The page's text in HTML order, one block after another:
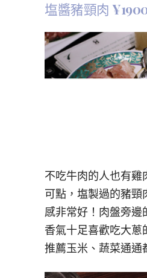
塩醬豬頸肉
不吃牛肉的人也有雞
可點，塩製過的豬頸
感非常好！肉盤旁邊
香氣十足喜歡吃大蔥
推薦玉米、蔬菜通通